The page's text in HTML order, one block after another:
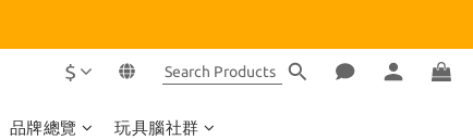
$
品牌總覽 玩具腦社群